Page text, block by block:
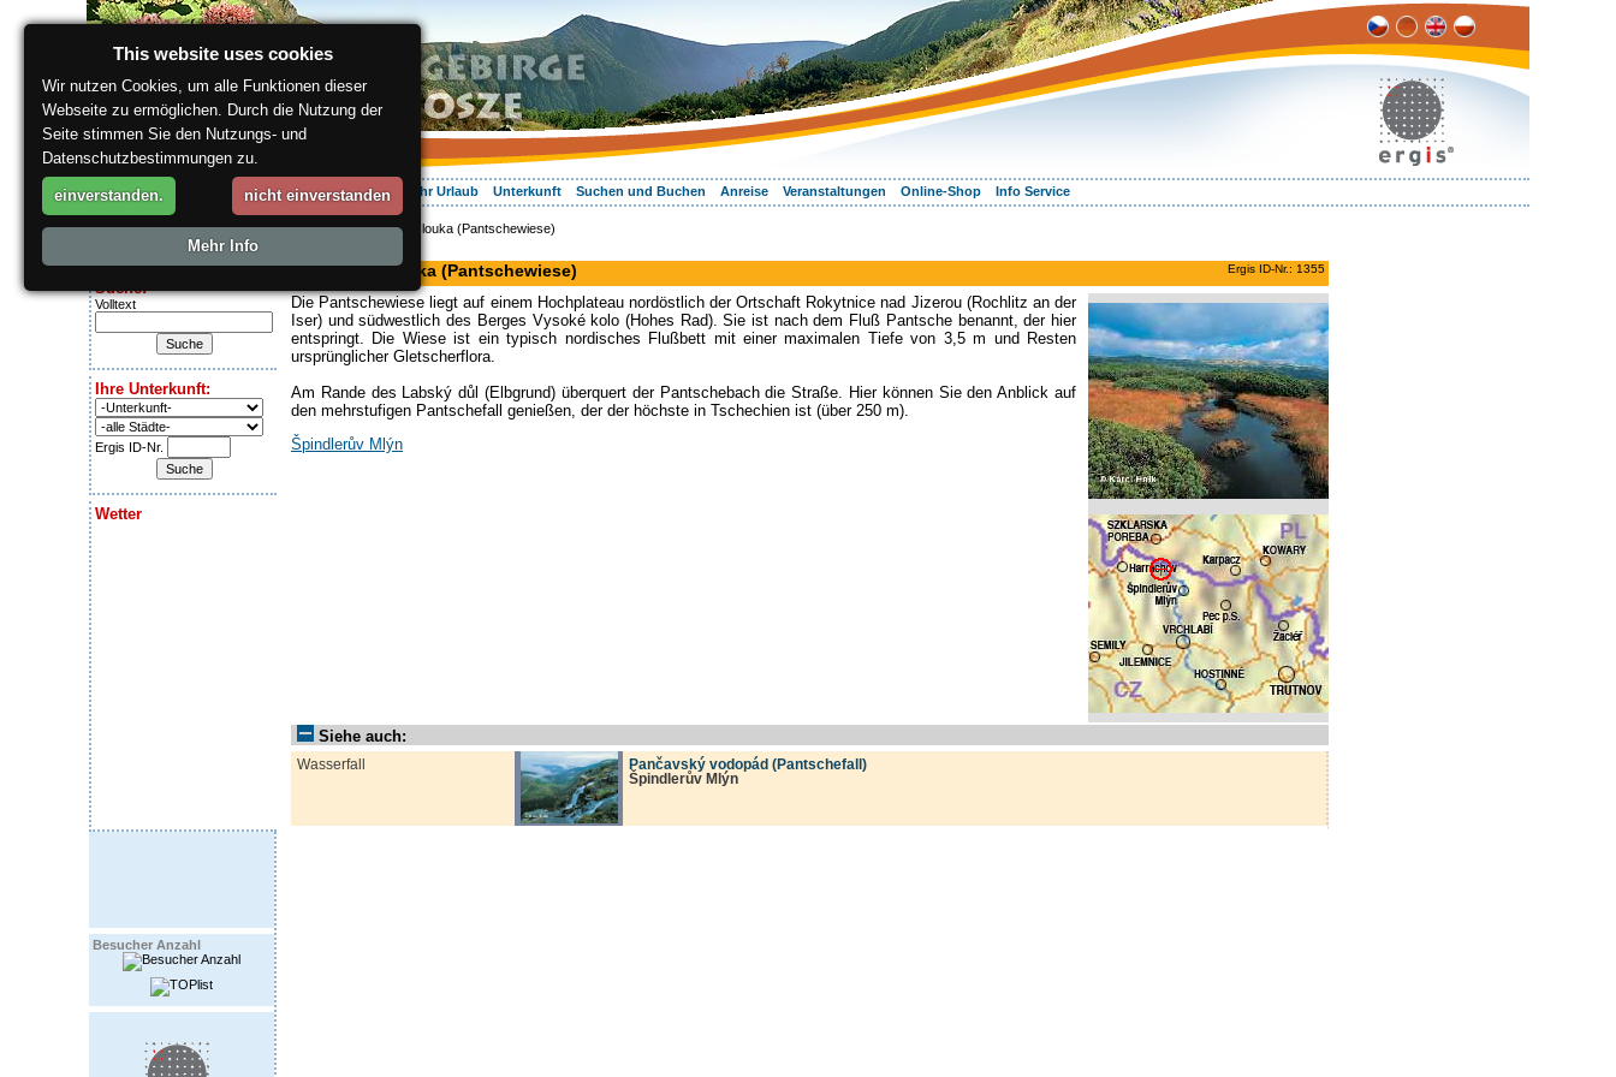
Über die Region Aktiv Erleben Entspannung Ihr Urlaub Unterkunft Suchen und Buchen Anreise Veranstaltungen Online-Shop Info Service
Friday 7.08.2026
Suche:
Volltext
Ihre Unterkunft:
Ergis ID-Nr.
Wetter
Besucher Anzahl
ergis.cz> Pančavská louka (Pantschewiese)
Ergis ID-Nr.: 1355
Pančavská louka (Pantschewiese)
Die Pantschewiese liegt auf einem Hochplateau nordöstlich der Ortschaft Rokytnice nad Jizerou (Rochlitz an der
Iser) und südwestlich des Berges Vysoké kolo (Hohes Rad). Sie ist nach dem Fluß Pantsche benannt, der hier
entspringt. Die Wiese ist ein typisch nordisches Flußbett mit einer maximalen Tiefe von 3,5 m und Resten
ursprünglicher Gletscherflora.
Am Rande des Labský důl (Elbgrund) überquert der Pantschebach die Straße. Hier können Sie den Anblick auf
den mehrstufigen Pantschefall genießen, der der höchste in Tschechien ist (über 250 m).
Špindlerův Mlýn
Siehe auch:
Wasserfall
Pančavský vodopád (Pantschefall)
Špindlerův Mlýn
This website uses cookies
Wir nutzen Cookies, um alle Funktionen dieser
Webseite zu ermöglichen. Durch die Nutzung der
Seite stimmen Sie den Nutzungs- und
Datenschutzbestimmungen zu.
einverstanden. nicht einverstanden
Mehr Info